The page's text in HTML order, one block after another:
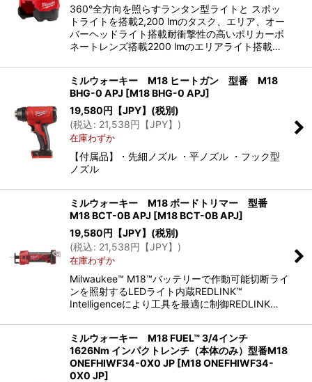
360°全方向を照らすランタン型ライトと スポッ
トライトを搭載2,200 lmのタスク、エリア、オー
バーヘッドライト搭載耐衝撃性の高いポリカーボ
ネートレンズ搭載2200 lmのエリアライト搭載…
ミルウォーキー M18 ヒートガン 型番 M18
BHG-0 APJ [M18 BHG-0 APJ]
19,580円【JPY】 (税別)
(税込: 21,538円【JPY】 )
在庫わずか
【付属品】・先細ノズル ・平ノズル ・フック型
ノズル
ミルウォーキー M18 ボードトリマー 型番
M18 BCT-0B APJ [M18 BCT-0B APJ]
19,580円【JPY】 (税別)
(税込: 21,538円【JPY】 )
在庫わずか
Milwaukee™ M18™バッテリーで作動可能切断ライ
ンを照射するLEDライト内蔵REDLINK™
Intelligenceにより工具を最適に制御REDLINK…
ミルウォーキー M18 FUEL™ 3/4インチ
1626Nm インパクトレンチ（本体のみ）型番M18
ONEFHIWF34-0X0 JP [M18 ONEFHIWF34-
0X0 JP]